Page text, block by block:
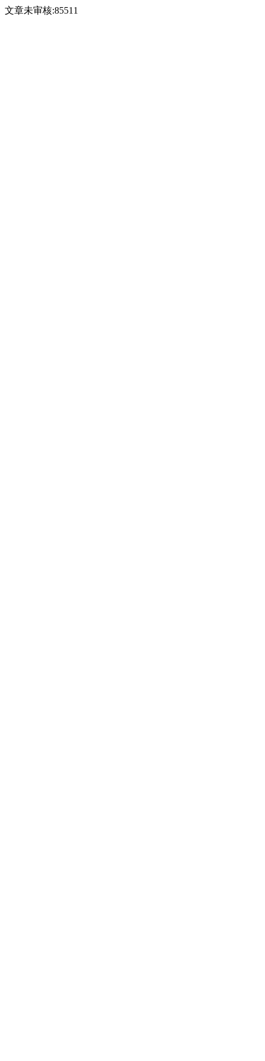
文章未审核:85511